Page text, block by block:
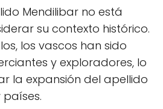
Mendilibar no está
su contexto histórico.
los vascos han sido
y exploradores, lo
la expansión del apellido